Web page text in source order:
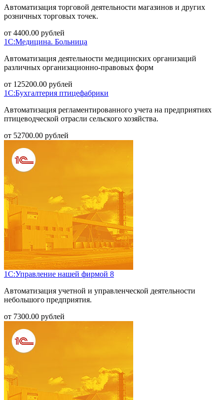
Автоматизация торговой деятельности магазинов и других
розничных торговых точек.
от 4400.00 рублей
1С:Медицина. Больница
Автоматизация деятельности медицинских организаций
различных организационно-правовых форм
от 125200.00 рублей
1С:Бухгалтерия птицефабрики
Автоматизация регламентированного учета на предприятиях
птицеводческой отрасли сельского хозяйства.
от 52700.00 рублей
1С:Управление нашей фирмой 8
Автоматизация учетной и управленческой деятельности
небольшого предприятия.
от 7300.00 рублей